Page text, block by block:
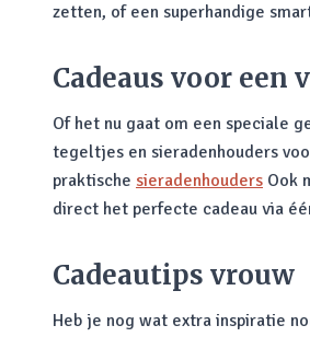
zetten, of een superhandige
Cadeaus voor een
Of het nu gaat om een speciale
tegeltjes en sieradenhouders
praktische sieradenhouders Ook
direct het perfecte cadeau via
Cadeautips vrouw
Heb je nog wat extra inspiratie